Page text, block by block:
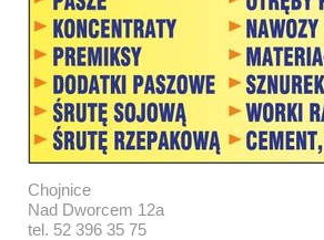
Chojnice
Nad Dworcem 12a
tel. 52 396 35 75